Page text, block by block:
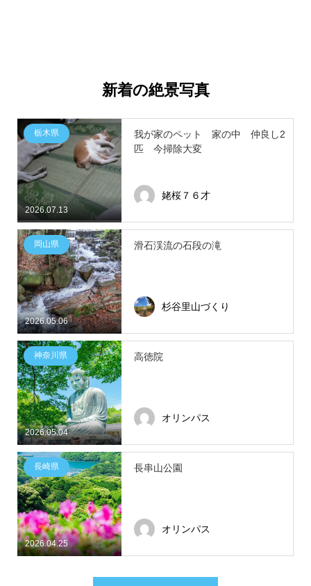
新着の絶景写真
2026.07.13
栃木県
我が家のペット 家の中 仲良し2
匹 今掃除大変
姥桜７６才
2026.05.06
岡山県 滑石渓流の石段の滝
杉谷里山づくり
2026.05.04
神奈川県 高徳院
オリンパス
2026.04.25
長崎県 長串山公園
オリンパス